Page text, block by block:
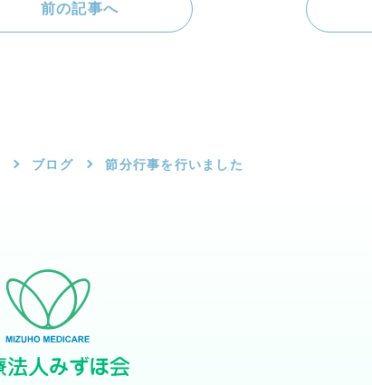
前の記事へ
ブログ 節分行事を行いました